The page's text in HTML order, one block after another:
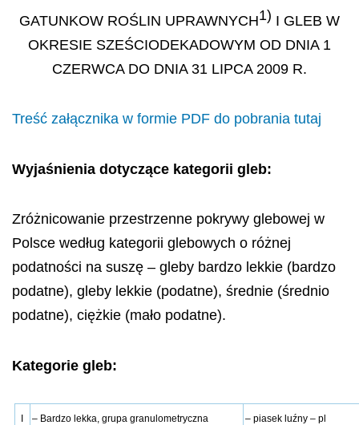
GATUNKOW ROŚLIN UPRAWNYCH1) I GLEB W
OKRESIE SZEŚCIODEKADOWYM OD DNIA 1
CZERWCA DO DNIA 31 LIPCA 2009 R.
Treść załącznika w formie PDF do pobrania tutaj
Wyjaśnienia dotyczące kategorii gleb:
Zróżnicowanie przestrzenne pokrywy glebowej w
Polsce według kategorii glebowych o różnej
podatności na suszę – gleby bardzo lekkie (bardzo
podatne), gleby lekkie (podatne), średnie (średnio
podatne), ciężkie (mało podatne).
Kategorie gleb:
I – Bardzo lekka, grupa granulometryczna – piasek luźny – pl